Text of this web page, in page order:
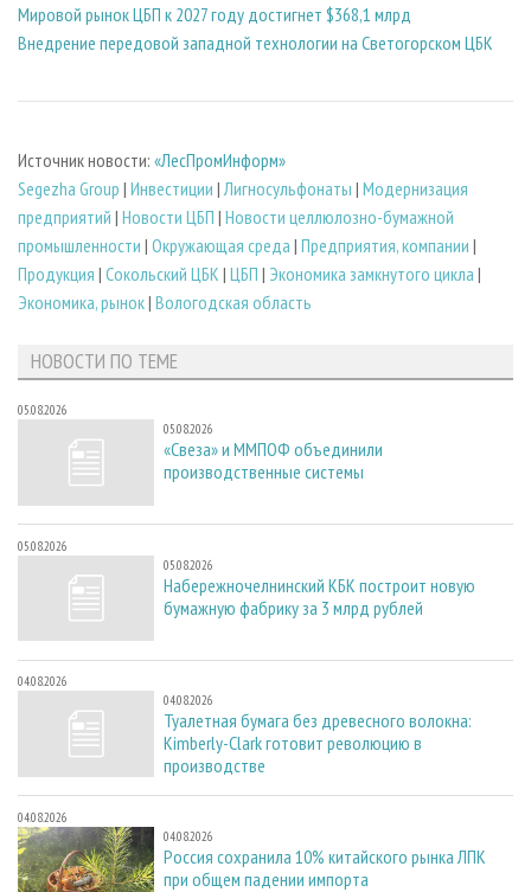
Мировой рынок ЦБП к 2027 году достигнет $368,1 млрд
Внедрение передовой западной технологии на Светогорском ЦБК
Источник новости: «ЛесПромИнформ»
Segezha Group | Инвестиции | Лигносульфонаты | Модернизация
предприятий | Новости ЦБП | Новости целлюлозно-бумажной
промышленности | Окружающая среда | Предприятия, компании |
Продукция | Сокольский ЦБК | ЦБП | Экономика замкнутого цикла |
Экономика, рынок| Вологодская область
НОВОСТИ ПО ТЕМЕ
05.08.2026
05.08.2026
«Свеза» и ММПОФ объединили
производственные системы
05.08.2026
05.08.2026
Набережночелнинский КБК построит новую
бумажную фабрику за 3 млрд рублей
04.08.2026
04.08.2026
Туалетная бумага без древесного волокна:
Kimberly-Clark готовит революцию в
производстве
04.08.2026
04.08.2026
Россия сохранила 10% китайского рынка ЛПК
при общем падении импорта